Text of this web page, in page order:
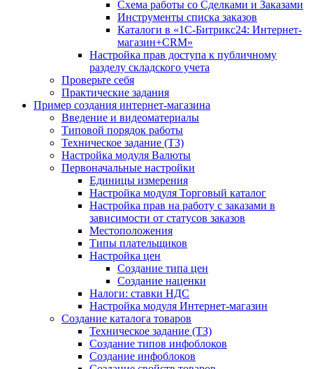
Схема работы со Сделками и Заказами
Инструменты списка заказов
Каталоги в «1С-Битрикс24: Интернет-
магазин+CRM»
Настройка прав доступа к публичному
разделу складского учета
Проверьте себя
Практические задания
Пример создания интернет-магазина
Введение и видеоматериалы
Типовой порядок работы
Техническое задание (ТЗ)
Настройка модуля Валюты
Первоначальные настройки
Единицы измерения
Настройка модуля Торговый каталог
Настройка прав на работу с заказами в
зависимости от статусов заказов
Местоположения
Типы плательщиков
Настройка цен
Создание типа цен
Создание наценки
Налоги: ставки НДС
Настройка модуля Интернет-магазин
Создание каталога товаров
Техническое задание (ТЗ)
Создание типов инфоблоков
Создание инфоблоков